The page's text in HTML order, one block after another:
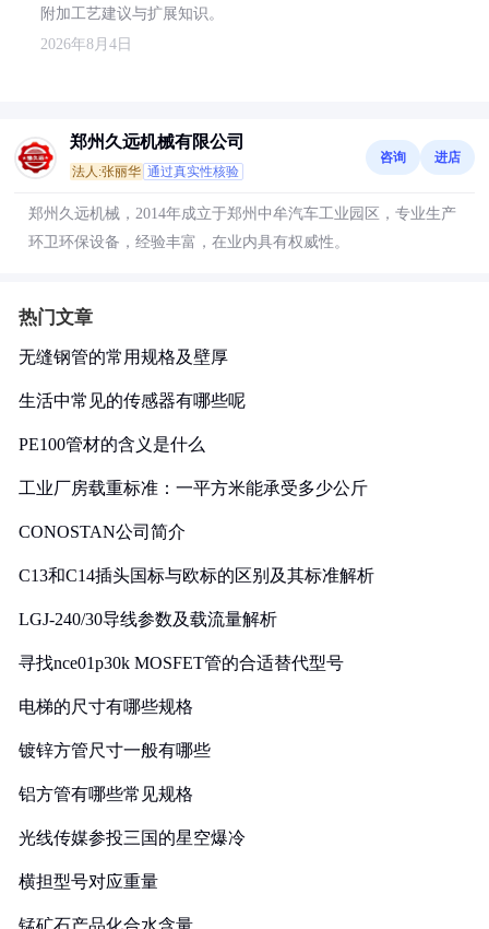
附加工艺建议与扩展知识。
2026年8月4日
郑州久远机械有限公司
法人:张丽华 通过真实性核验
咨询 进店
郑州久远机械，2014年成立于郑州中牟汽车工业园区，专业生产
环卫环保设备，经验丰富，在业内具有权威性。
热门文章
无缝钢管的常用规格及壁厚
生活中常见的传感器有哪些呢
PE100管材的含义是什么
工业厂房载重标准：一平方米能承受多少公斤
CONOSTAN公司简介
C13和C14插头国标与欧标的区别及其标准解析
LGJ-240/30导线参数及载流量解析
寻找nce01p30k MOSFET管的合适替代型号
电梯的尺寸有哪些规格
镀锌方管尺寸一般有哪些
铝方管有哪些常见规格
光线传媒参投三国的星空爆冷
横担型号对应重量
锰矿石产品化合水含量